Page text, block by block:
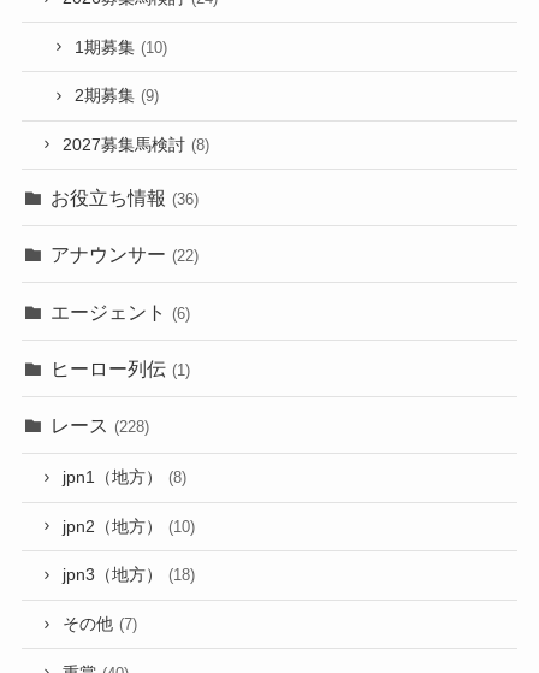
1期募集 (10)
2期募集 (9)
2027募集馬検討 (8)
お役立ち情報 (36)
アナウンサー (22)
エージェント (6)
ヒーロー列伝 (1)
レース (228)
jpn1（地方） (8)
jpn2（地方） (10)
jpn3（地方） (18)
その他 (7)